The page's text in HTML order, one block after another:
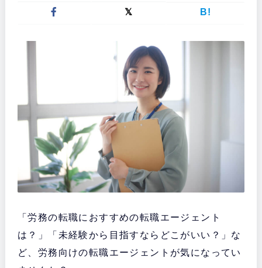
B!
「労務の転職におすすめの転職エージェント
は？」「未経験から目指すならどこがいい？」な
ど、労務向けの転職エージェントが気になってい